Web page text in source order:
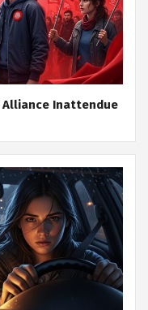
Alliance Inattendue